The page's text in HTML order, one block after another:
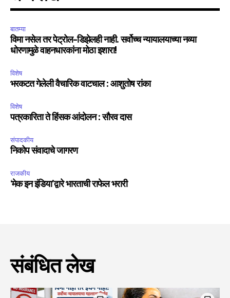
बातम्या
विमा नसेल तर पेट्रोल-डिझेलही नाही. सर्वोच्च न्यायालयाच्या नव्या
धोरणामुळे वाहनधारकांना मोठा इशारा!
विशेष
भरकटत गेलेली वैचारिक वाटचाल : आशुतोष रांका
विशेष
पत्रकारिता ते हिंसक आंदोलन : सौरव दास
संपादकीय
निकोप संवादाचे जागरण
राजकीय
‘मेक इन इंडिया’द्वारे भारताची राफेल भरारी
संबंधित लेख